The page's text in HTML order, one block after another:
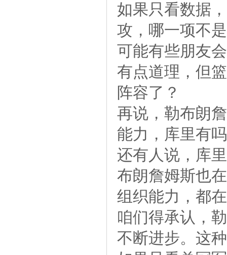
如果只看数据
攻，哪一项不
可能有些朋友
有点道理，但
阵容了？
再说，勒布朗
能力，库里有
还有人说，库
布朗詹姆斯也
组织能力，都
咱们得承认，
不断进步。这